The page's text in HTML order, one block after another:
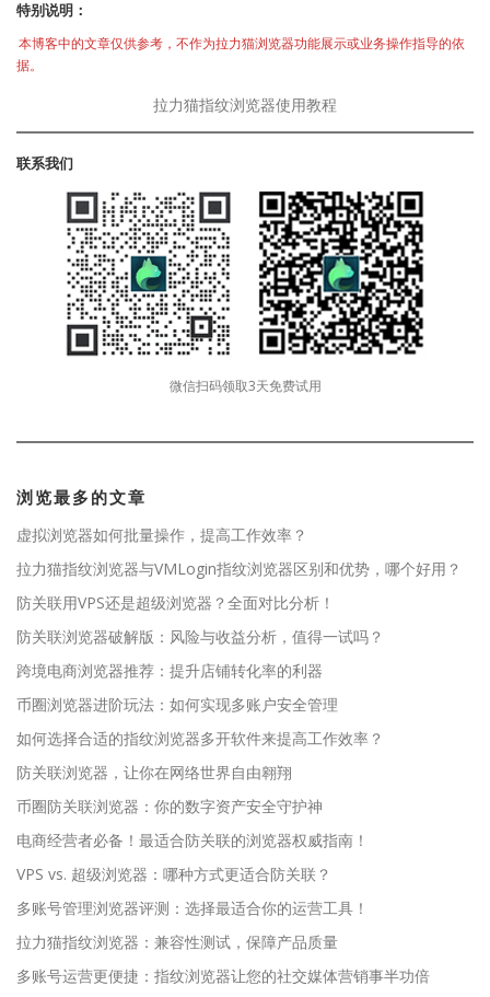
特别说明：
本博客中的文章仅供参考，不作为拉力猫浏览器功能展示或业务操作指导的依
据。
拉力猫指纹浏览器使用教程
联系我们
微信扫码领取3天免费试用
浏览最多的文章
虚拟浏览器如何批量操作，提高工作效率？
拉力猫指纹浏览器与VMLogin指纹浏览器区别和优势，哪个好用？
防关联用VPS还是超级浏览器？全面对比分析！
防关联浏览器破解版：风险与收益分析，值得一试吗？
跨境电商浏览器推荐：提升店铺转化率的利器
币圈浏览器进阶玩法：如何实现多账户安全管理
如何选择合适的指纹浏览器多开软件来提高工作效率？
防关联浏览器，让你在网络世界自由翱翔
币圈防关联浏览器：你的数字资产安全守护神
电商经营者必备！最适合防关联的浏览器权威指南！
VPS vs. 超级浏览器：哪种方式更适合防关联？
多账号管理浏览器评测：选择最适合你的运营工具！
拉力猫指纹浏览器：兼容性测试，保障产品质量
多账号运营更便捷：指纹浏览器让您的社交媒体营销事半功倍